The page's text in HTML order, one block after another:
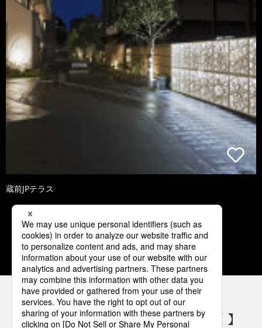
蔵前JPテラス
1 2 3 4 5
パナソニックの電気設備 SNSアカウント